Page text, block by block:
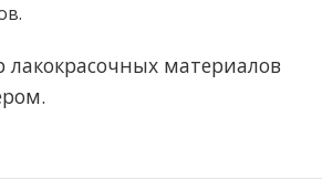
материалов